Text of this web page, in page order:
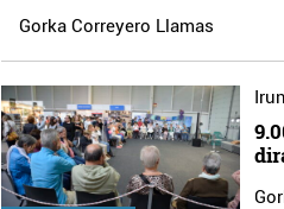
Gorka Correyero Llamas
Irun